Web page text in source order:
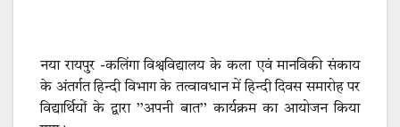
नया रायपुर -कलिंगा विश्वविद्यालय के कला एवं मानविकी संकाय
के अंतर्गत हिन्दी विभाग के तत्वावधान में हिन्दी दिवस समारोह पर
विद्यार्थियों के द्वारा ’’अपनी बात’’ कार्यक्रम का आयोजन किया